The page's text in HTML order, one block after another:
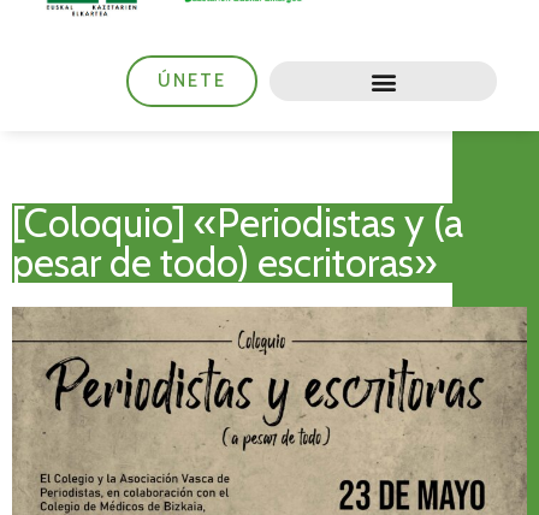
ÚNETE
[Coloquio] «Periodistas y (a
pesar de todo) escritoras»